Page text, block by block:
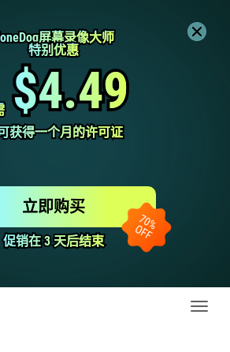
屏幕录像大师
屏幕录像大师
特别优惠
特别优惠
$4.49
$4.49
获得一个月的许可证
获得一个月的许可证
促销在 3 天后结束
促销在 3 天后结束
立即购买